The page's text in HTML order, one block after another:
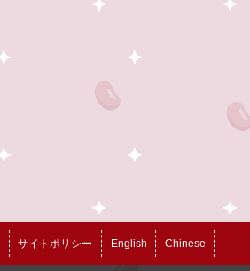
サイトポリシー English Chinese